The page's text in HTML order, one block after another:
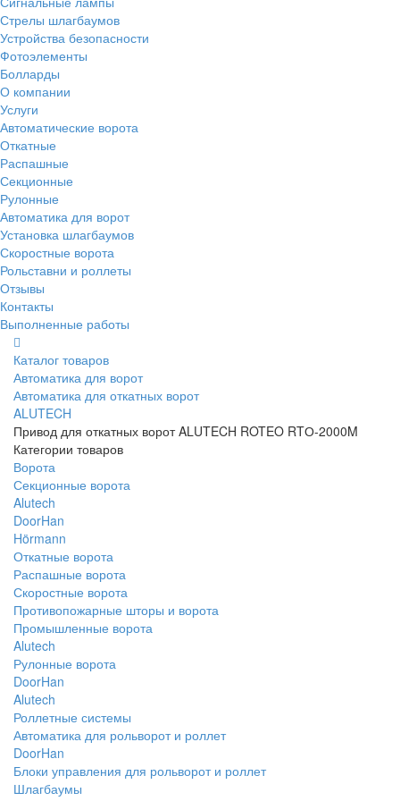
Стрелы шлагбаумов
Устройства безопасности
Фотоэлементы
Болларды
О компании
Услуги
Автоматические ворота
Откатные
Распашные
Секционные
Рулонные
Автоматика для ворот
Установка шлагбаумов
Скоростные ворота
Рольставни и роллеты
Отзывы
Контакты
Выполненные работы
Каталог товаров
Автоматика для ворот
Автоматика для откатных ворот
ALUTECH
Привод для откатных ворот ALUTECH ROTEO RTО-2000M
Категории товаров
Ворота
Секционные ворота
Alutech
DoorHan
Hörmann
Откатные ворота
Распашные ворота
Скоростные ворота
Противопожарные шторы и ворота
Промышленные ворота
Alutech
Рулонные ворота
DoorHan
Alutech
Роллетные системы
Автоматика для рольворот и роллет
DoorHan
Блоки управления для рольворот и роллет
Шлагбаумы